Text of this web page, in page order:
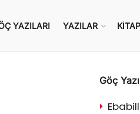
YAZILARI YAZILAR
Göç